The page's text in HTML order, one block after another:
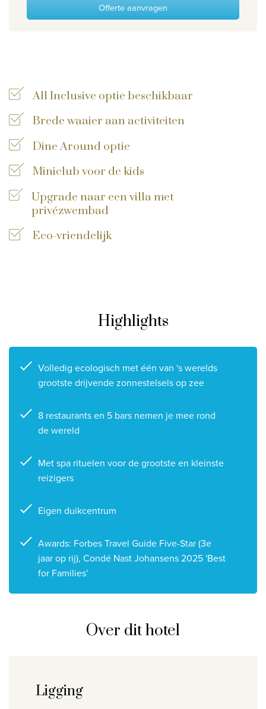
©2026, Travelworld
Offerte aanvragen
All Inclusive optie beschikbaar
Brede waaier aan activiteiten
Dine Around optie
Miniclub voor de kids
Upgrade naar een villa met
privézwembad
Eco-vriendelijk
Highlights
Volledig ecologisch met één van 's werelds
grootste drijvende zonnestelsels op zee
8 restaurants en 5 bars nemen je mee rond
de wereld
Met spa rituelen voor de grootste en kleinste
reizigers
Eigen duikcentrum
Awards: Forbes Travel Guide Five-Star (3e
jaar op rij), Condé Nast Johansens 2025 'Best
for Families'
Over dit hotel
Ligging